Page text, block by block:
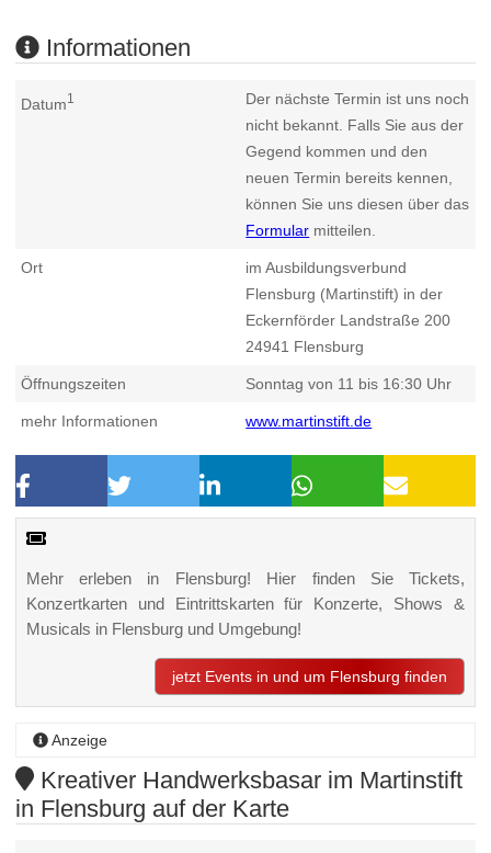
Informationen
Datum1
Der nächste Termin ist uns noch
nicht bekannt. Falls Sie aus der
Gegend kommen und den
neuen Termin bereits kennen,
können Sie uns diesen über das
Formular mitteilen.
Ort
im Ausbildungsverbund
Flensburg (Martinstift) in der
Eckernförder Landstraße 200
24941 Flensburg
Öffnungszeiten Sonntag von 11 bis 16:30 Uhr
mehr Informationen www.martinstift.de
Mehr erleben in Flensburg! Hier finden Sie Tickets,
Konzertkarten und Eintrittskarten für Konzerte, Shows &
Musicals in Flensburg und Umgebung!
jetzt Events in und um Flensburg finden
Anzeige
Kreativer Handwerksbasar im Martinstift
in Flensburg auf der Karte